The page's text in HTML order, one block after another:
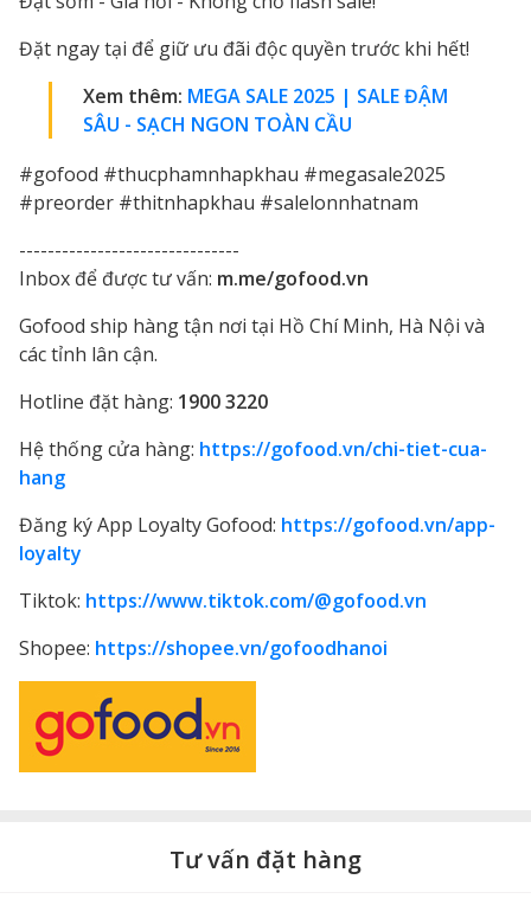
Đặt ngay tại để giữ ưu đãi độc quyền trước khi hết!
Xem thêm: MEGA SALE 2025 | SALE ĐẬM
SÂU - SẠCH NGON TOÀN CẦU
#gofood #thucphamnhapkhau #megasale2025
#preorder #thitnhapkhau #salelonnhatnam
-------------------------------
Inbox để được tư vấn: m.me/gofood.vn
Gofood ship hàng tận nơi tại Hồ Chí Minh, Hà Nội và
các tỉnh lân cận.
Hotline đặt hàng: 1900 3220
Hệ thống cửa hàng: https://gofood.vn/chi-tiet-cua-
hang
Đăng ký App Loyalty Gofood: https://gofood.vn/app-
loyalty
Tiktok: https://www.tiktok.com/@gofood.vn
Shopee: https://shopee.vn/gofoodhanoi
Tư vấn đặt hàng